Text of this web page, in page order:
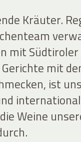
Kräuter.
mit
mit
ist
Weine